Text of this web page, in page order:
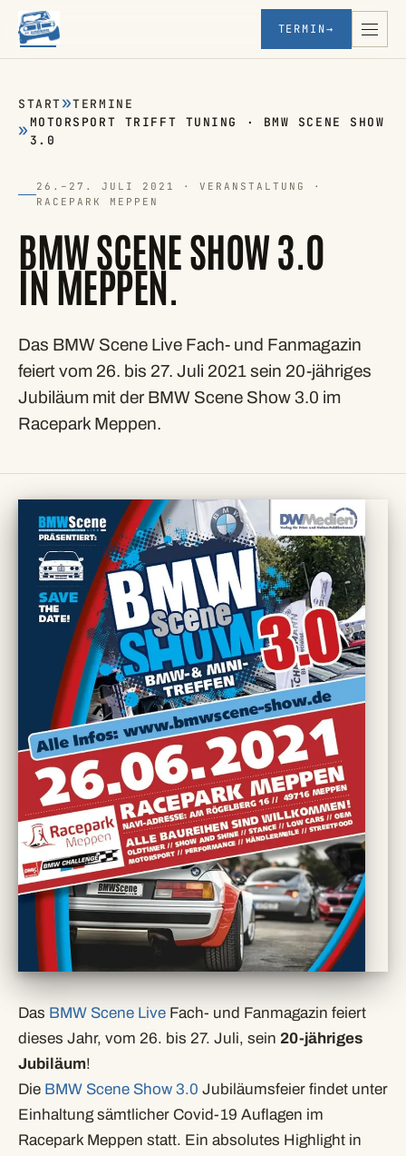
TERMIN→
START
TERMINE
MOTORSPORT TRIFFT TUNING · BMW SCENE SHOW
3.0
26.–27. JULI 2021 · VERANSTALTUNG ·
RACEPARK MEPPEN
BMW SCENE SHOW 3.0
IN MEPPEN.
Das BMW Scene Live Fach- und Fanmagazin
feiert vom 26. bis 27. Juli 2021 sein 20-jähriges
Jubiläum mit der BMW Scene Show 3.0 im
Racepark Meppen.
Das BMW Scene Live Fach- und Fanmagazin feiert
dieses Jahr, vom 26. bis 27. Juli, sein 20-jähriges
Jubiläum!
Die BMW Scene Show 3.0 Jubiläumsfeier findet unter
Einhaltung sämtlicher Covid-19 Auflagen im
Racepark Meppen statt. Ein absolutes Highlight in